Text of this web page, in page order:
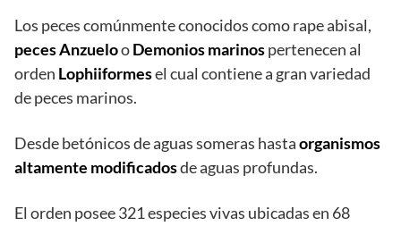
Los peces comúnmente conocidos como rape abisal,
peces AnzuelooDemonios marinospertenecen al
orden Lophiiformesel cual contiene a gran variedad
de peces marinos.
Desde betónicos de aguas someras hastaorganismos
altamente modificadosde aguas profundas.
El orden posee 321 especies vivas ubicadas en 68